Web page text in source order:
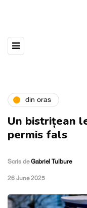
din oras
Un bistrițean
permis fals
Scris deGabriel Tulbure
,26 June 2025